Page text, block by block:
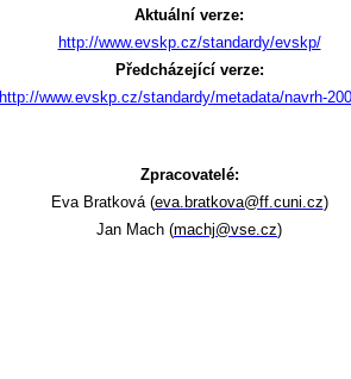
Aktuální verze:
http://www.evskp.cz/standardy/evskp/
Předcházející verze:
http://www.evskp.cz/standardy/metadata/navrh-
Zpracovatelé:
Eva Bratková (eva.bratkova@ff.cuni.cz)
Jan Mach (machj@vse.cz)